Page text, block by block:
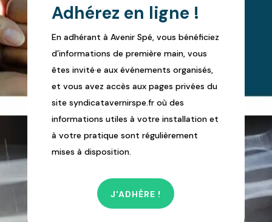
Adhérez en ligne !
En adhérant à Avenir Spé, vous bénéficiez
d’informations de première main, vous
êtes invité·e aux événements organisés,
et vous avez accès aux pages privées du
site syndicatavernirspe.fr où des
informations utiles à votre installation et
à votre pratique sont régulièrement
mises à disposition.
J'ADHÈRE !